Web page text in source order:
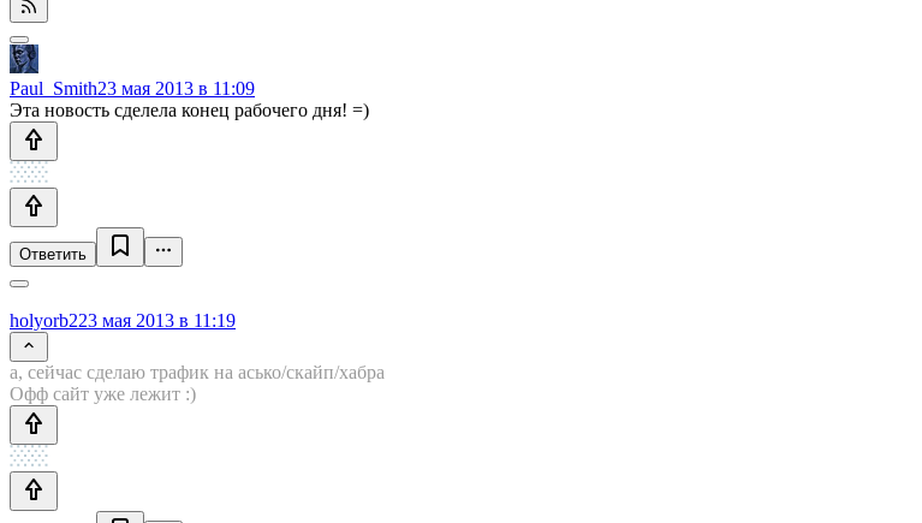
Paul_Smith23 мая 2013 в 11:09
Эта новость сделела конец рабочего дня! =)
Ответить
holyorb223 мая 2013 в 11:19
а, сейчас сделаю трафик на асько/скайп/хабра
Офф сайт уже лежит :)